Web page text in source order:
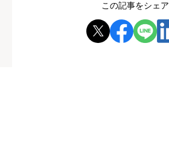
この記事をシェア